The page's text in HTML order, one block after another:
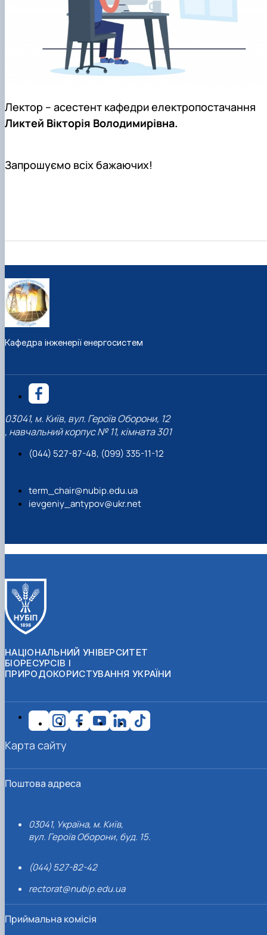
Лектор – асестент кафедри електропостачання
Ликтей Вікторія Володимирівна.
Запрошуємо всіх бажаючих!
Кафедра інженерії енергосистем
03041, м. Київ, вул. Героїв Оборони, 12
, навчальний корпус № 11, кімната 301
(044) 527-87-48, (099) 335-11-12
term_chair@nubip.edu.ua
ievgeniy_antypov@ukr.net
НАЦІОНАЛЬНИЙ УНІВЕРСИТЕТ
БІОРЕСУРСІВ І
ПРИРОДОКОРИСТУВАННЯ УКРАЇНИ
Поштова адреса
03041, Україна, м. Київ,
вул. Героїв Оборони, буд. 15.
(044) 527-82-42
rectorat@nubip.edu.ua
Приймальна комісія
Карта сайту